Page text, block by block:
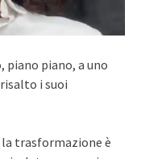
piano piano, a uno
i suoi
trasformazione è